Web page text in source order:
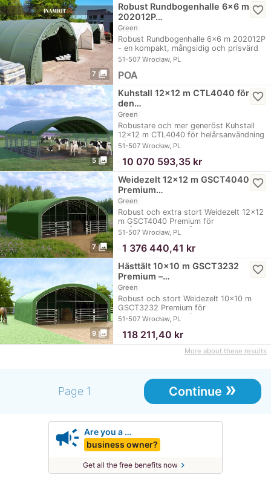
7 photo_library
Robust Rundbogenhalle 6x6 m
202012P…
Green
Robust Rundbogenhalle 6x6 m 202012P
- en kompakt, mångsidig och prisvärd
lösning för…
51-507 Wrocław, PL
favorite_border
POA
5 photo_library
Kuhstall 12x12 m CTL4040 för
den…
Green
Robustare och mer generöst Kuhstall
12x12 m CTL4040 för helårsanvändning
på Weiden,…
51-507 Wrocław, PL
favorite_border
10 070 593,35 kr
7 photo_library
Weidezelt 12x12 m GSCT4040
Premium…
Green
Robust och extra stort Weidezelt 12x12
m GSCT4040 Premium för
helårsanvändning på…
51-507 Wrocław, PL
favorite_border
1 376 440,41 kr
9 photo_library
Hästtält 10x10 m GSCT3232
Premium –…
Green
Robust och stort Weidezelt 10x10 m
GSCT3232 Premium för
helårsanvändning på Weiden, i…
51-507 Wrocław, PL
favorite_border
118 211,40 kr
More about these results
Page 1 Continue »
campaign Are you a …
business owner?
Get all the free benefits now chevron_right